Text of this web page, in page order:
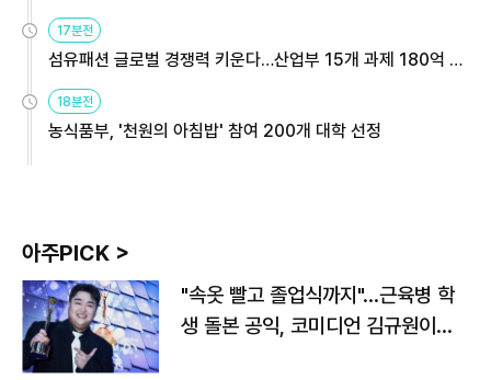
17분전
섬유패션 글로벌 경쟁력 키운다…산업부 15개 과제 180억 지
18분전
농식품부, '천원의 아침밥' 참여 200개 대학 선정
아주PICK >
"속옷 빨고 졸업식까지"…근육병 학
생 돌본 공익, 코미디언 김규원이었